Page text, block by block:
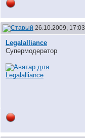
26.10.2009, 17:03
Legalalliance
Супермодератор